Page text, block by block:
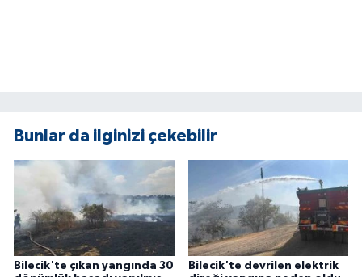
Bunlar da ilginizi çekebilir
Bilecik'te çıkan yangında 30
Bilecik'te devrilen elektrik
ÜLKE GÜNDEMİ
YAŞAM
YEREL